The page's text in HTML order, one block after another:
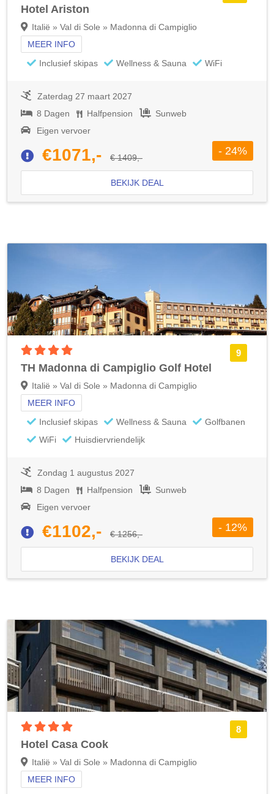
Hotel Ariston
Italië » Val di Sole » Madonna di Campiglio
MEER INFO
Inclusief skipas
Wellness & Sauna WiFi
Zaterdag 27 maart 2027
8 Dagen
Halfpension
Sunweb
Eigen vervoer
€1071,- € 1409,-
- 24%
BEKIJK DEAL
9
TH Madonna di Campiglio Golf Hotel
Italië » Val di Sole » Madonna di Campiglio
MEER INFO
Inclusief skipas
Wellness & Sauna
Golfbanen
WiFi
Huisdiervriendelijk
Zondag 1 augustus 2027
8 Dagen
Halfpension
Sunweb
Eigen vervoer
€1102,- € 1256,-
- 12%
BEKIJK DEAL
8
Hotel Casa Cook
Italië » Val di Sole » Madonna di Campiglio
MEER INFO